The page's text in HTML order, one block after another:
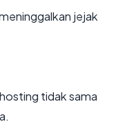
jejak
tidak sama